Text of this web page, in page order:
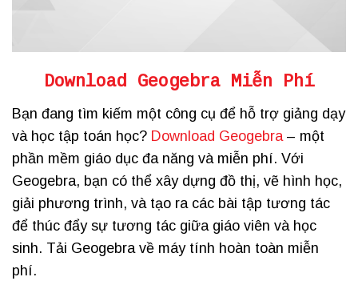
Download Geogebra Miễn Phí
Bạn đang tìm kiếm một công cụ để hỗ trợ giảng dạy
và học tập toán học? Download Geogebra – một
phần mềm giáo dục đa năng và miễn phí. Với
Geogebra, bạn có thể xây dựng đồ thị, vẽ hình học,
giải phương trình, và tạo ra các bài tập tương tác
để thúc đẩy sự tương tác giữa giáo viên và học
sinh. Tải Geogebra về máy tính hoàn toàn miễn
phí.